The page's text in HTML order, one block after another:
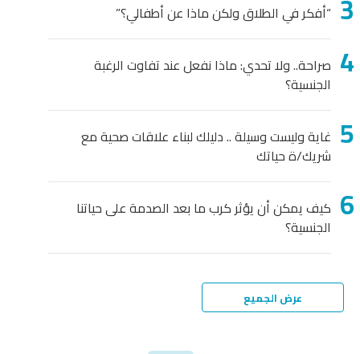
“أفكر في الطلاق ولكن ماذا عن أطفالي؟”
صراحة.. ولا تحدي: ماذا نفعل عند تفاوت الرغبة
الجنسية؟
غاية وليست وسيلة .. دليلك لبناء علاقات صحية مع
شريك/ة حياتك
كيف يمكن أن يؤثر كرب ما بعد الصدمة على حياتنا
الجنسية؟
عرض الجميع